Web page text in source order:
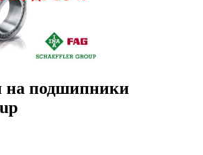
на подшипники